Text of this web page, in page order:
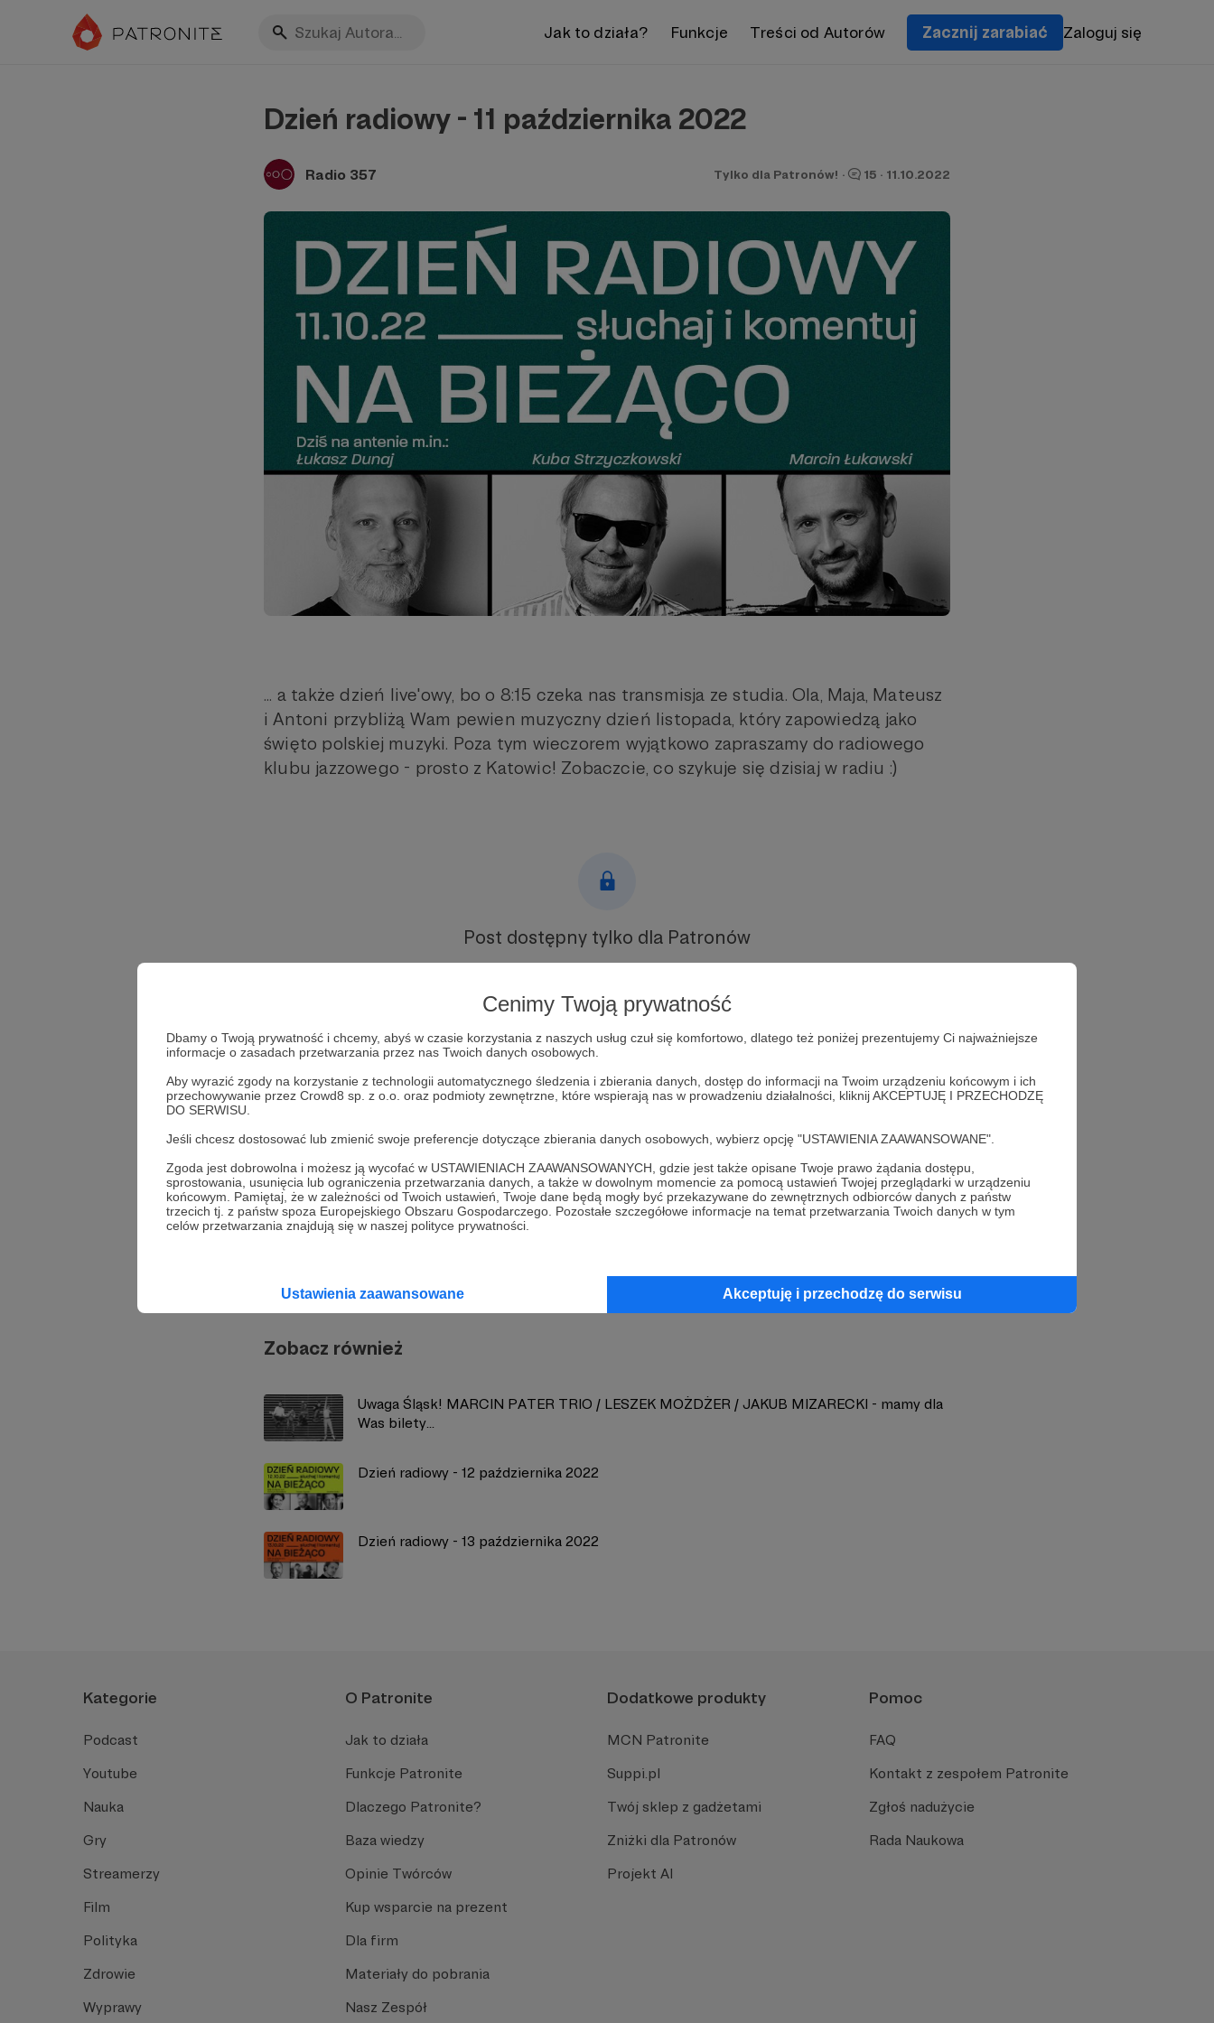
Cenimy Twoją prywatność
Dbamy o Twoją prywatność i chcemy, abyś w czasie korzystania z naszych usług czuł się komfortowo, dlatego też poniżej prezentujemy Ci najważniejsze
informacje o zasadach przetwarzania przez nas Twoich danych osobowych.
Aby wyrazić zgody na korzystanie z technologii automatycznego śledzenia i zbierania danych, dostęp do informacji na Twoim urządzeniu końcowym i ich
przechowywanie przez Crowd8 sp. z o.o. oraz podmioty zewnętrzne, które wspierają nas w prowadzeniu działalności, kliknij AKCEPTUJĘ I PRZECHODZĘ
DO SERWISU.
Jeśli chcesz dostosować lub zmienić swoje preferencje dotyczące zbierania danych osobowych, wybierz opcję "USTAWIENIA ZAAWANSOWANE".
Zgoda jest dobrowolna i możesz ją wycofać w USTAWIENIACH ZAAWANSOWANYCH, gdzie jest także opisane Twoje prawo żądania dostępu,
sprostowania, usunięcia lub ograniczenia przetwarzania danych, a także w dowolnym momencie za pomocą ustawień Twojej przeglądarki w urządzeniu
końcowym. Pamiętaj, że w zależności od Twoich ustawień, Twoje dane będą mogły być przekazywane do zewnętrznych odbiorców danych z państw
trzecich tj. z państw spoza Europejskiego Obszaru Gospodarczego. Pozostałe szczegółowe informacje na temat przetwarzania Twoich danych w tym
celów przetwarzania znajdują się w naszej polityce prywatności.
Ustawienia zaawansowane Akceptuję i przechodzę do serwisu
Jak to działa? Funkcje Treści od Autorów Zacznij zarabiać Zaloguj się
Dzień radiowy - 11 października 2022
Radio 357 Tylko dla Patronów! · 15 · 11.10.2022
... a także dzień live'owy, bo o 8:15 czeka nas transmisja ze studia. Ola, Maja, Mateusz
i Antoni przybliżą Wam pewien muzyczny dzień listopada, który zapowiedzą jako
święto polskiej muzyki. Poza tym wieczorem wyjątkowo zapraszamy do radiowego
klubu jazzowego - prosto z Katowic! Zobaczcie, co szykuje się dzisiaj w radiu :)
Post dostępny tylko dla Patronów
Zaloguj się
Udostępnij
Zobacz również
Uwaga Śląsk! MARCIN PATER TRIO / LESZEK MOŻDŻER / JAKUB MIZARECKI - mamy dla
Was bilety...
Dzień radiowy - 12 października 2022
Dzień radiowy - 13 października 2022
Kategorie
Podcast
Youtube
Nauka
Gry
Streamerzy
Film
Polityka
Zdrowie
Wyprawy
O Patronite
Jak to działa
Funkcje Patronite
Dlaczego Patronite?
Baza wiedzy
Opinie Twórców
Kup wsparcie na prezent
Dla firm
Materiały do pobrania
Nasz Zespół
Dodatkowe produkty
MCN Patronite
Suppi.pl
Twój sklep z gadżetami
Zniżki dla Patronów
Projekt AI
Pomoc
FAQ
Kontakt z zespołem Patronite
Zgłoś nadużycie
Rada Naukowa